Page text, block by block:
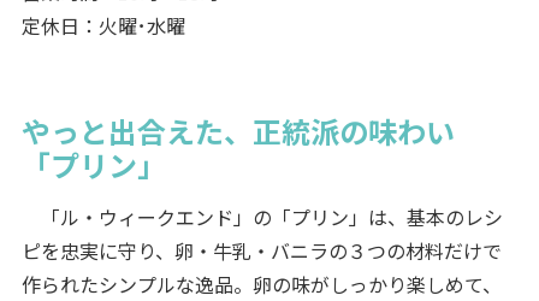
定休日：火曜･水曜
やっと出合えた、正統派の味わい
「プリン」
「ル・ウィークエンド」の「プリン」は、基本のレシ
ピを忠実に守り、卵・牛乳・バニラの３つの材料だけで
作られたシンプルな逸品。卵の味がしっかり楽しめて、